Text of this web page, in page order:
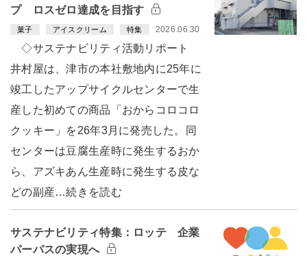
プ ロスゼロ達成を目指す
菓子 アイスクリーム 特集 2026.06.30
◇サステナビリティ活動リポート
井村屋は、津市の本社敷地内に25年に
竣工したアップサイクルセンターで生
産した初めての商品「おからコロコロ
クッキー」を26年3月に発売した。同
センターは豆腐生産時に発生するおか
ら、アズキあん生産時に発生する皮な
どの副産…続きを読む
サステナビリティ特集：ロッテ 企業
パーパスの実現へ